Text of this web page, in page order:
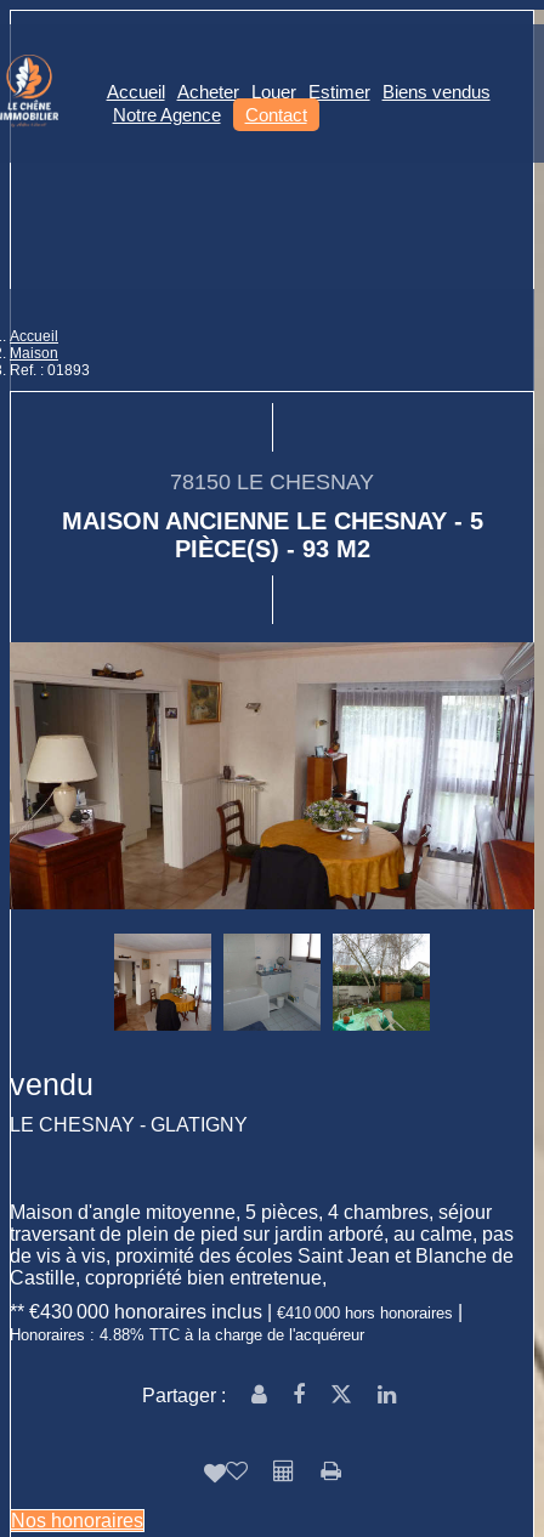
Accueil Acheter Louer Estimer
Biens vendus
Notre Agence
Contact
Accueil
Maison
Ref. : 01893
78150 LE CHESNAY
MAISON ANCIENNE LE CHESNAY - 5
PIÈCE(S) - 93 M2
vendu
LE CHESNAY - GLATIGNY
Maison d'angle mitoyenne, 5 pièces, 4 chambres, séjour
traversant de plein de pied sur jardin arboré, au calme, pas
de vis à vis, proximité des écoles Saint Jean et Blanche de
Castille, copropriété bien entretenue,
** €430 000 honoraires inclus €410 000 hors honoraires
Honoraires : 4.88% TTC à la charge de l'acquéreur
Partager :
Nos honoraires